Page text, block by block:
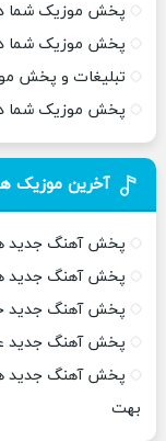
پخش موزیک شما
پخش موزیک شما در
تبلیغات و پخش
پخش موزیک شما
آخرین موزیک
پخش آهنگ جدید
پخش آهنگ جدید
پخش آهنگ جدید
پخش آهنگ جدید
پخش آهنگ جدید
بهت